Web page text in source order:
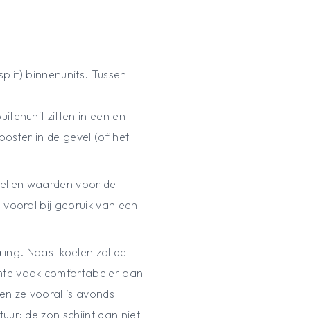
binnenunits. Tussen
zitten in een en
in de gevel (of het
waarden voor de
vooral bij gebruik van een
Naast koelen zal de
vaak comfortabeler aan
ze vooral ’s avonds
de zon schijnt dan niet